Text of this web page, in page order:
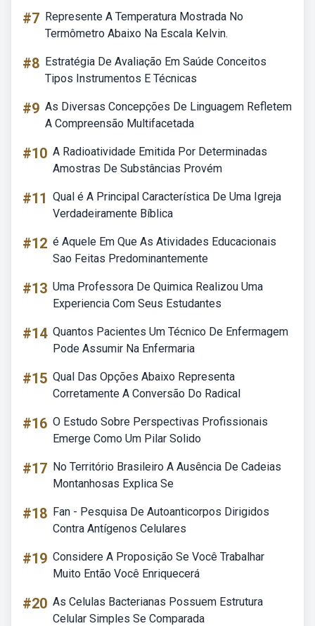
#7 Represente A Temperatura Mostrada No
Termômetro Abaixo Na Escala Kelvin.
#8 Estratégia De Avaliação Em Saúde Conceitos
Tipos Instrumentos E Técnicas
#9 As Diversas Concepções De Linguagem Refletem
A Compreensão Multifacetada
#10 A Radioatividade Emitida Por Determinadas
Amostras De Substâncias Provém
#11 Qual é A Principal Característica De Uma Igreja
Verdadeiramente Bíblica
#12 é Aquele Em Que As Atividades Educacionais
Sao Feitas Predominantemente
#13 Uma Professora De Quimica Realizou Uma
Experiencia Com Seus Estudantes
#14 Quantos Pacientes Um Técnico De Enfermagem
Pode Assumir Na Enfermaria
#15 Qual Das Opções Abaixo Representa
Corretamente A Conversão Do Radical
#16 O Estudo Sobre Perspectivas Profissionais
Emerge Como Um Pilar Solido
#17 No Território Brasileiro A Ausência De Cadeias
Montanhosas Explica Se
#18 Fan - Pesquisa De Autoanticorpos Dirigidos
Contra Antígenos Celulares
#19 Considere A Proposição Se Você Trabalhar
Muito Então Você Enriquecerá
#20 As Celulas Bacterianas Possuem Estrutura
Celular Simples Se Comparada